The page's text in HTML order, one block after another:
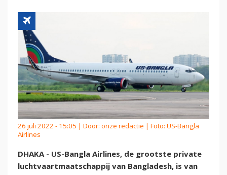
26 juli 2022 - 15:05 | Door: onze redactie | Foto: US-Bangla
Airlines
DHAKA - US-Bangla Airlines, de grootste private
luchtvaartmaatschappij van Bangladesh, is van